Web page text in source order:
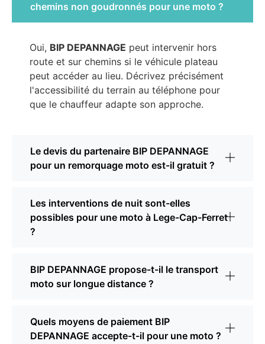
chemins non goudronnés pour une moto ?
Oui, BIP DEPANNAGE peut intervenir hors
route et sur chemins si le véhicule plateau
peut accéder au lieu. Décrivez précisément
l'accessibilité du terrain au téléphone pour
que le chauffeur adapte son approche.
Le devis du partenaire BIP DEPANNAGE
pour un remorquage moto est-il gratuit ?
Les interventions de nuit sont-elles
possibles pour une moto à Lege-Cap-Ferret
?
BIP DEPANNAGE propose-t-il le transport
moto sur longue distance ?
Quels moyens de paiement BIP
DEPANNAGE accepte-t-il pour une moto ?